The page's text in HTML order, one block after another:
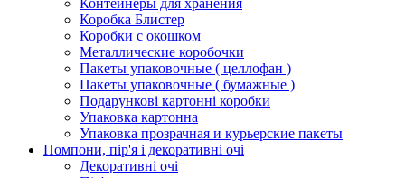
Контейнеры для хранения
Коробка Блистер
Коробки с окошком
Металлические коробочки
Пакеты упаковочные ( целлофан )
Пакеты упаковочные ( бумажные )
Подарункові картонні коробки
Упаковка картонна
Упаковка прозрачная и курьерские пакеты
Помпони, пір'я і декоративні очі
Декоративні очі